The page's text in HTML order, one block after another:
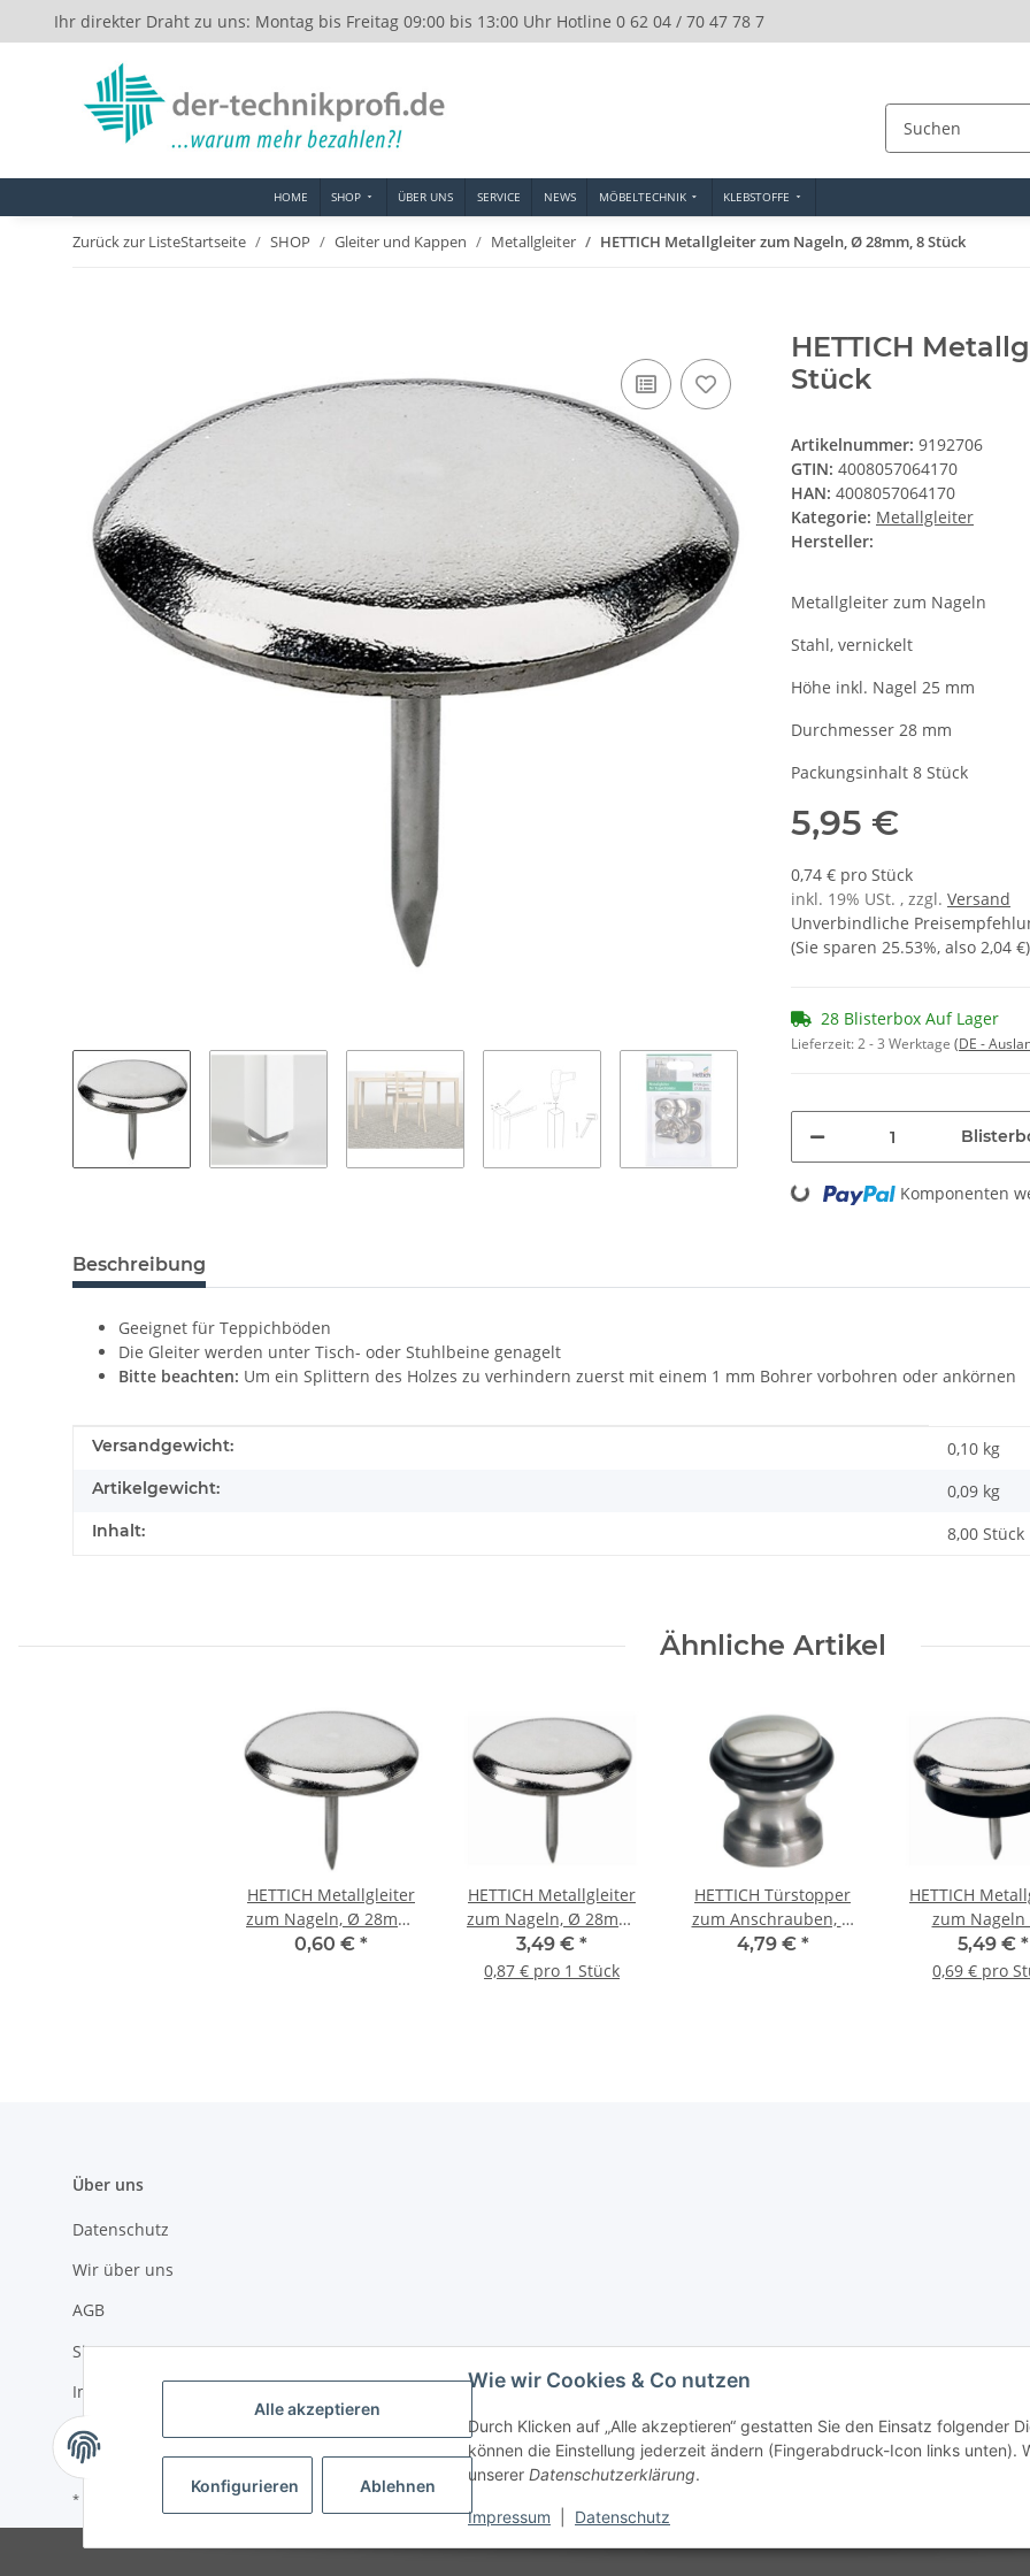
Alle akzeptieren
Konfigurieren Ablehnen
Wie wir Cookies & Co nutzen
Durch Klicken auf „Alle akzeptieren“ gestatten Sie den Einsatz folgender
können die Einstellung jederzeit ändern (Fingerabdruck-Icon links unten).
unserer Datenschutzerklärung.
Impressum Datenschutz
Ihr direkter Draht zu uns: Montag bis Freitag 09:00 bis 13:00 Uhr Hotline 0 62 04 / 70 47 78 7
HOME SHOP ÜBER UNS SERVICE NEWS MÖBELTECHNIK KLEBSTOFFE
Zurück zur ListeStartseite SHOP Gleiter und Kappen Metallgleiter HETTICH Metallgleiter zum Nageln, Ø 28mm, 8 Stück
HETTICH
Stück
Artikelnummer: 9192706
GTIN: 4008057064170
HAN: 4008057064170
Kategorie: Metallgleiter
Hersteller:
Metallgleiter zum Nageln
Stahl, vernickelt
Höhe inkl. Nagel 25 mm
Durchmesser 28 mm
Packungsinhalt 8 Stück
5,95 €
0,74 € pro Stück
inkl. 19% USt. , zzgl. Versand
Unverbindliche
(Sie sparen 25.53%, also 2,04 €)
28 Blisterbox Auf Lager
Lieferzeit:2 - 3 Werktage (DE -
Loading... Komponenten
Beschreibung
Geeignet für Teppichböden
Die Gleiter werden unter Tisch- oder Stuhlbeine genagelt
Bitte beachten: Um ein Splittern des Holzes zu verhindern zuerst mit einem 1 mm Bohrer vorbohren oder ankörnen
Produkteigenschaft
Wert
Versandgewicht: 0,10 kg
Artikelgewicht: 0,09 kg
Inhalt: 8,00 Stück
Ähnliche Artikel
HETTICH Metallgleiter
zum Nageln, Ø 28mm,
vernickelt
0,60 € *
HETTICH Metallgleiter
zum Nageln, Ø 28mm,
vernickelt, 4 Stück
3,49 € *
0,87 € pro 1 Stück
HETTICH Türstopper
zum Anschrauben, Ø
22/28 x 30 mm, Stahl
4,79 € *
HETTICH
zum
28mm, 8
5,49 € *
0,69 € pro
Über uns
Datenschutz
Wir über uns
AGB
Sitemap
Impressum
Widerrufsrecht
* Alle Preise inkl. gesetzlicher USt., zzgl.